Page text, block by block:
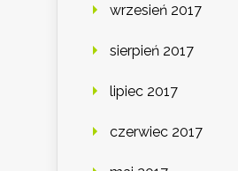
wrzesień 2017
sierpień 2017
lipiec 2017
czerwiec 2017